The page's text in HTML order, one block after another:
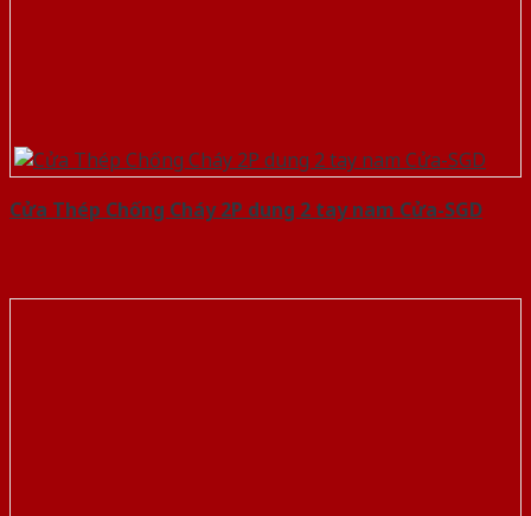
Cửa Thép Chống Cháy 2P dung 2 tay nam Cửa-SGD